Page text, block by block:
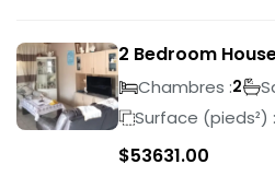
2 Bedroom
Chambres :2
Surface (pieds²) :
$53631.00